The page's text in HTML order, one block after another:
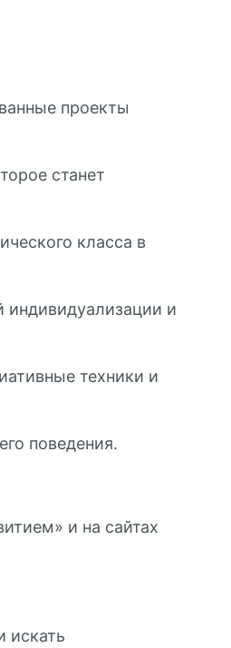
проекты
станет
класса в
индивидуализации и
техники и
поведения.
и на сайтах
искать